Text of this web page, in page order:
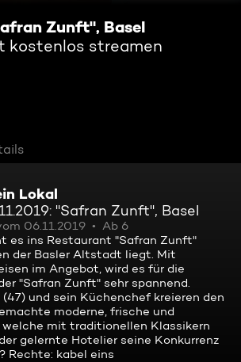
Zunft", Basel
kostenlos streamen
Lokal
"Safran Zunft", Basel
06.11.2019
Ab 6
es ins Restaurant "Safran Zunft"
der Basler Altstadt liegt. Mit
im Angebot, wird es für die
"Safran Zunft" sehr spannend.
und sein Küchenchef kreieren den
moderne, frische und
welche mit traditionellen Klassikern
gelernte Hotelier seine Konkurrenz
Rechte: kabel eins